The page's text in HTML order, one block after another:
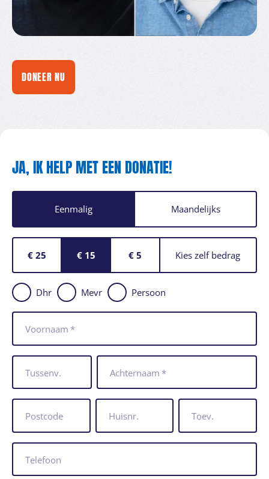
DONEER NU
JA,IKHELPMETEEN DONATIE!
Eenmalig Maandelijks
€ 25 € 15 € 5 Kies zelf bedrag
Dhr Mevr Persoon
Voornaam *
Tussenv. Achternaam *
Postcode Huisnr. Toev.
Telefoon